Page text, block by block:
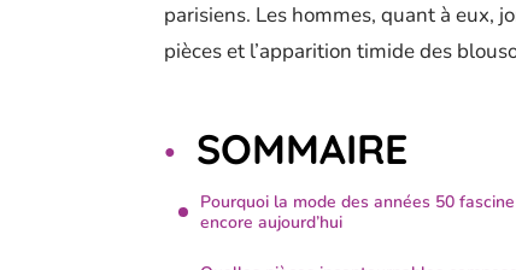
parisiens. Les hommes, quant à eux,
pièces et l’apparition timide des
SOMMAIRE
Pourquoi la mode des années 50 fascine
encore aujourd’hui